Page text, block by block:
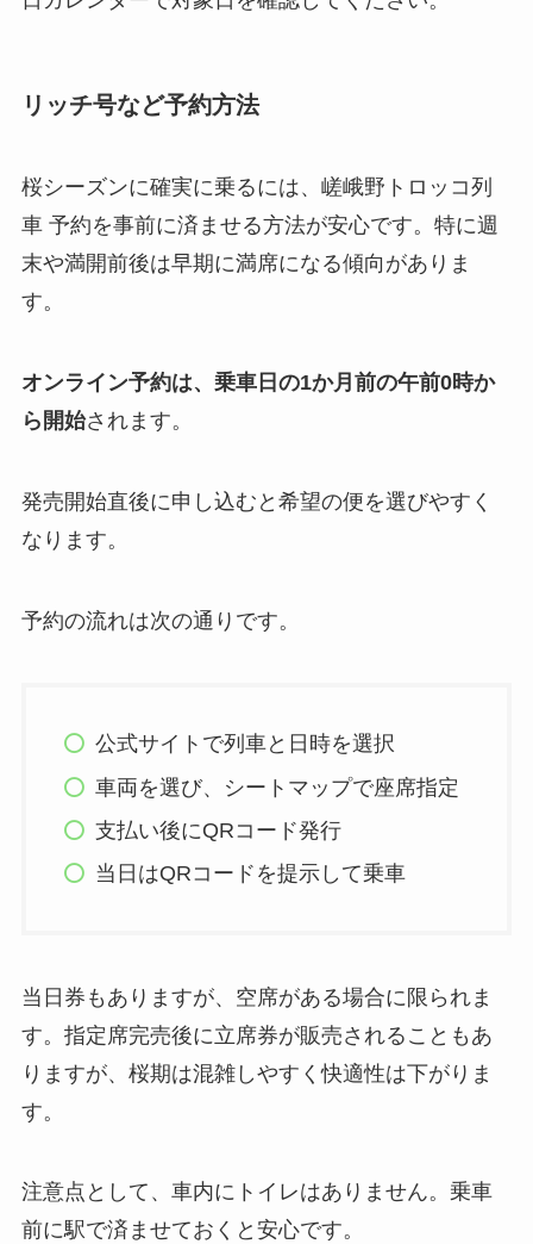
リッチ号など予約方法
桜シーズンに確実に乗るには、嵯峨野トロッコ列
車 予約を事前に済ませる方法が安心です。特に週
末や満開前後は早期に満席になる傾向がありま
す。
オンライン予約は、乗車日の1か月前の午前0時か
ら開始されます。
発売開始直後に申し込むと希望の便を選びやすく
なります。
予約の流れは次の通りです。
公式サイトで列車と日時を選択
車両を選び、シートマップで座席指定
支払い後にQRコード発行
当日はQRコードを提示して乗車
当日券もありますが、空席がある場合に限られま
す。指定席完売後に立席券が販売されることもあ
りますが、桜期は混雑しやすく快適性は下がりま
す。
注意点として、車内にトイレはありません。乗車
前に駅で済ませておくと安心です。